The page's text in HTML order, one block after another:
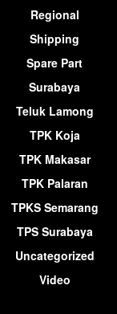
Regional
Shipping
Spare Part
Surabaya
Teluk Lamong
TPK Koja
TPK Makasar
TPK Palaran
TPKS Semarang
TPS Surabaya
Uncategorized
Video